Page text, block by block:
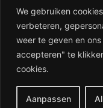
We gebruiken
verbeteren,
weer te geven en
accepteren" te
cookies.
Aanpassen
Workwear &
Veiligheid
Kantoor &
Gezondheid &
Keuken &